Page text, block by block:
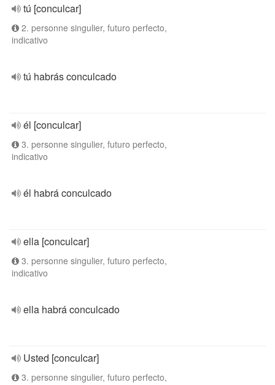
tú [conculcar]
2. personne singulier, futuro perfecto,
indicativo
tú habrás conculcado
él [conculcar]
3. personne singulier, futuro perfecto,
indicativo
él habrá conculcado
ella [conculcar]
3. personne singulier, futuro perfecto,
indicativo
ella habrá conculcado
Usted [conculcar]
3. personne singulier, futuro perfecto,